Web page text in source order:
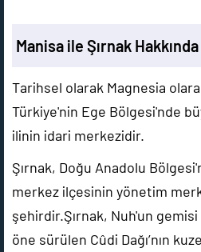
Manisa ile Şırnak
Tarihsel olarak Magnesia
Türkiye'nin Ege Bölgesi'nde
ilinin idari merkezidir.
Şırnak, Doğu Anadolu
merkez ilçesinin yönetim
şehirdir.Şırnak, Nuh'un gemisi
öne sürülen Cûdi Dağı’nın